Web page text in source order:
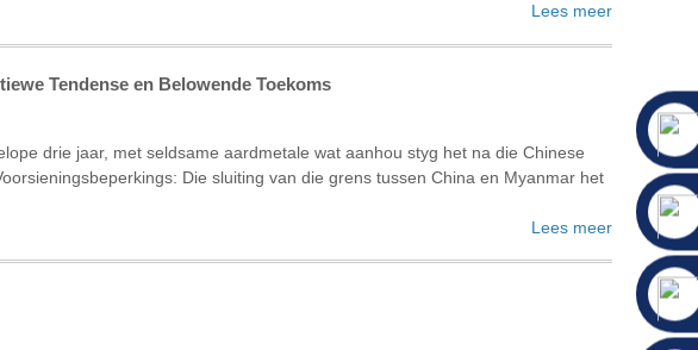
Lees meer
Tendense en Belowende Toekoms
drie jaar, met seldsame aardmetale wat aanhou styg het na die Chinese
Die sluiting van die grens tussen China en Myanmar het
Lees meer